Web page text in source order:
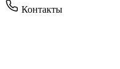
Контакты